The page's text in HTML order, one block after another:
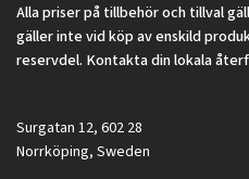
Alla priser på tillbehör och tillval
gäller inte vid köp av enskild
reservdel. Kontakta din lokala
Surgatan 12, 602 28
Norrköping, Sweden